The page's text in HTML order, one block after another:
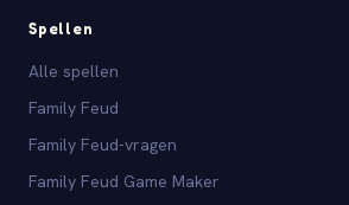
Spellen
Alle spellen
Family Feud
Family Feud-vragen
Family Feud Game Maker